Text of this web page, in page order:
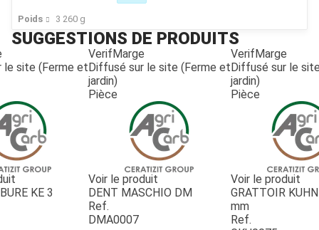
Poids 3 260 g
SUGGESTIONS DE PRODUITS
le site (Ferme et
KE 3
VerifMarge
Diffusé sur le site (Ferme et
jardin)
Pièce
Voir le produit
DENT MASCHIO DM
Ref.
DMA0007
VerifMarge
Diffusé sur le
jardin)
Pièce
Voir le produit
GRATTOIR
mm
Ref.